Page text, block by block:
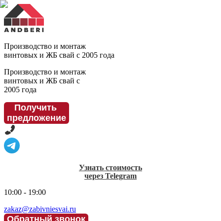
Производство и монтаж
винтовых и ЖБ свай с 2005 года
Производство и монтаж
винтовых и ЖБ свай с
2005 года
Получить
предложение
Узнать стоимость
через Telegram
10:00 - 19:00
zakaz@zabivniesvai.ru
Обратный звонок